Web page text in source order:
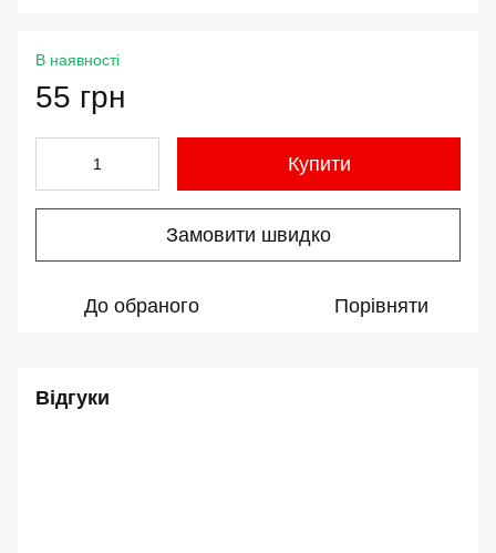
В наявності
55 грн
Купити
Замовити швидко
До обраного Порівняти
Відгуки